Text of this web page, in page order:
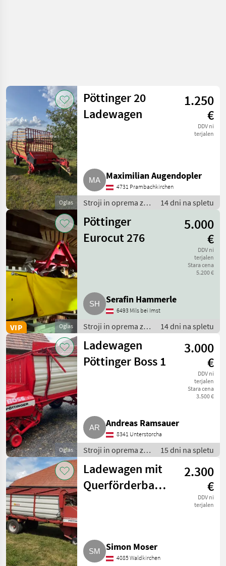
Oglas
Pöttinger 20
Ladewagen
1.250
€
DDV ni
terjalen
Maximilian Augendopler
4731 Prambachkirchen
Stroji in oprema za
Nakladalna
prikolica
14 dni na spletu
Oglas
VIP
Pöttinger
Eurocut 276
5.000
€
DDV ni
terjalen
Stara cena
5.200 €
Serafin Hammerle
6493 Mils bei Imst
Stroji in oprema za
žetev in spravilo /
Nakladalna
prikolica
14 dni na spletu
Oglas
Ladewagen
Pöttinger Boss 1
3.000
€
DDV ni
terjalen
Stara cena
3.500 €
Andreas Ramsauer
8341 Unterstorcha
Stroji in oprema za
žetev in spravilo /
Nakladalna
prikolica
15 dni na spletu
Ladewagen mit
Querförderband
2.300
€
DDV ni
terjalen
Simon Moser
4085 Waldkirchen